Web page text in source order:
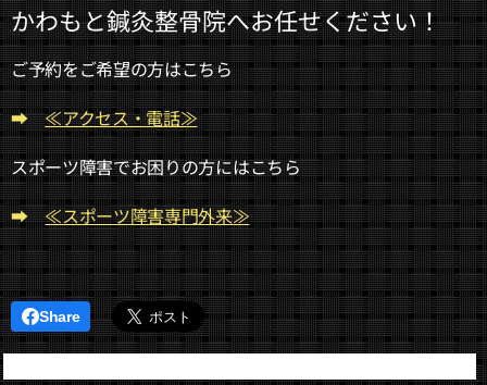
かわもと鍼灸整骨院へお任せください！
ご予約をご希望の方はこちら
➡≪アクセス・電話≫
スポーツ障害でお困りの方にはこちら
➡≪スポーツ障害専門外来≫
Share